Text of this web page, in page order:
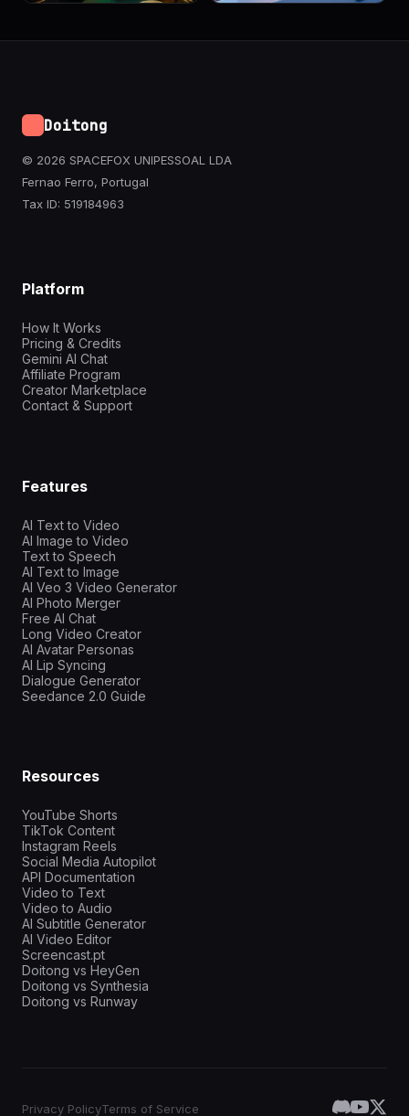
Doitong
© 2026 SPACEFOX UNIPESSOAL LDA
Fernao Ferro, Portugal
Tax ID: 519184963
Platform
How It Works
Pricing & Credits
Gemini AI Chat
Affiliate Program
Creator Marketplace
Contact & Support
Features
AI Text to Video
AI Image to Video
Text to Speech
AI Text to Image
AI Veo 3 Video Generator
AI Photo Merger
Free AI Chat
Long Video Creator
AI Avatar Personas
AI Lip Syncing
Dialogue Generator
Seedance 2.0 Guide
Resources
YouTube Shorts
TikTok Content
Instagram Reels
Social Media Autopilot
API Documentation
Video to Text
Video to Audio
AI Subtitle Generator
AI Video Editor
Screencast.pt
Doitong vs HeyGen
Doitong vs Synthesia
Doitong vs Runway
Privacy PolicyTerms of Service